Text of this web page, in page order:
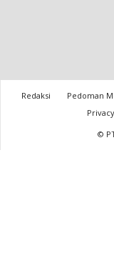
Redaksi Pedoman
©